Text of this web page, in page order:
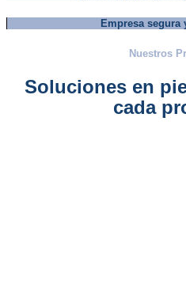
Empresa segura
Nuestros
Soluciones en
cada